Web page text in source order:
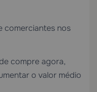
comerciantes nos
compre agora,
o valor médio